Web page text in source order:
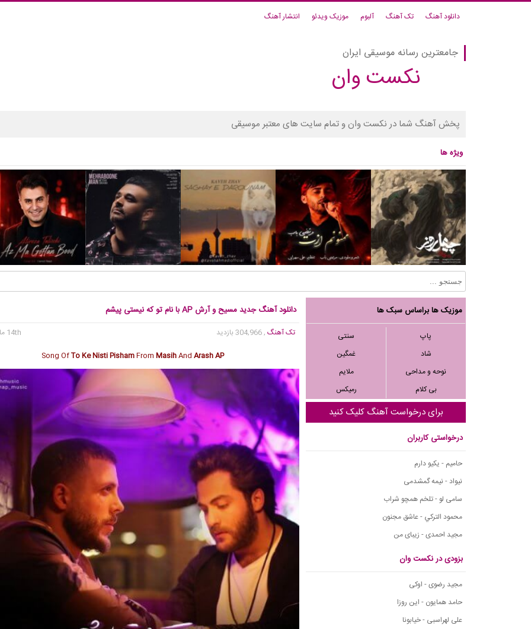
دانلود آهنگ تک آهنگ آلبوم موزیک ویدئو انتشار آهنگ
جامعترین رسانه موسیقی ایران
نکست وان
پخش آهنگ شما در نکست وان و تمام سایت های معتبر موسیقی
ویژه ها
موزیک ها براساس سبک ها
پاپ
سنتی
شاد
غمگین
نوحه و مداحی
ملایم
بی کلام
رمیکس
برای درخواست آهنگ کلیک کنید
درخواستی کاربران
حامیم - یکیو دارم
نیواد - نیمه گمشدمی
سامی لو - تلخم همچو شراب
محمود التركي - عاشق مجنون
مجید احمدی - زیبای من
بزودی در نکست وان
مجید رضوی - اوکی
حامد همایون - این روزا
علی لهراسبی - خیابونا
دانلود آهنگ جدید مسیح و آرش AP با نام تو که نیستی پیشم
تک آهنگ, 304,966 بازدید
14th مارس 2017
Song OfTo Ke Nisti PishamFromMasihAnd Arash AP